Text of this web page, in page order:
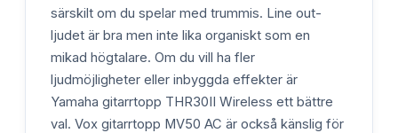
särskilt om du spelar med trummis. Line out-
ljudet är bra men inte lika organiskt som en
mikad högtalare. Om du vill ha fler
ljudmöjligheter eller inbyggda effekter är
Yamaha gitarrtopp THR30II Wireless ett bättre
val. Vox gitarrtopp MV50 AC är också känslig för